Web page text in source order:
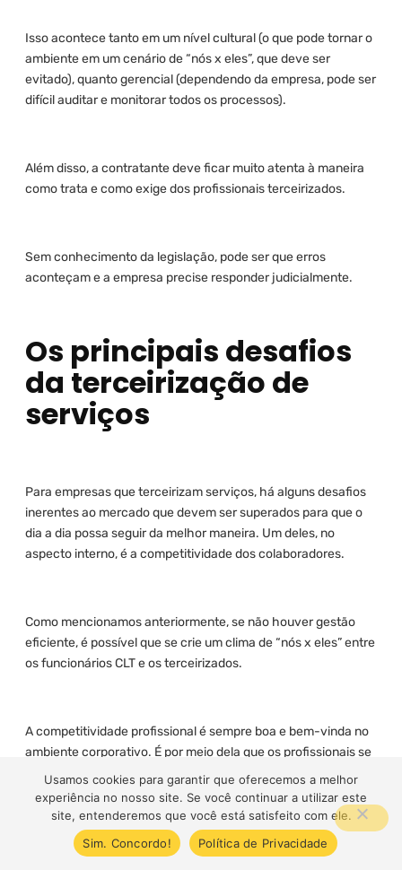
Isso acontece tanto em um nível cultural (o que pode tornar o
ambiente em um cenário de “nós x eles”, que deve ser
evitado), quanto gerencial (dependendo da empresa, pode ser
difícil auditar e monitorar todos os processos).
Além disso, a contratante deve ficar muito atenta à maneira
como trata e como exige dos profissionais terceirizados.
Sem conhecimento da legislação, pode ser que erros
aconteçam e a empresa precise responder judicialmente.
Os principais desafios
da terceirização de
serviços
Para empresas que terceirizam serviços, há alguns desafios
inerentes ao mercado que devem ser superados para que o
dia a dia possa seguir da melhor maneira. Um deles, no
aspecto interno, é a competitividade dos colaboradores.
Como mencionamos anteriormente, se não houver gestão
eficiente, é possível que se crie um clima de “nós x eles” entre
os funcionários CLT e os terceirizados.
A competitividade profissional é sempre boa e bem-vinda no
ambiente corporativo. É por meio dela que os profissionais se
desenvolvem e entregam de forma melhor e contínua. No
entanto, relações humanas são voláteis e alguns fatores –
como gaps de tratamento, cobrança, pagamento e benefícios
-, podem criar e acentuar um clima bélico dentro do ambiente
de trabalho.
Usamos cookies para garantir que oferecemos a melhor
experiência no nosso site. Se você continuar a utilizar este
site, entenderemos que você está satisfeito com ele.
Sim. Concordo!
Política de Privacidade